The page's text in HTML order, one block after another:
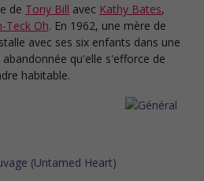
de Tony Bill avec Kathy Bates,
Teck Oh. En 1962, une mère de
avec ses six enfants dans une
qu'elle s'efforce de
habitable.